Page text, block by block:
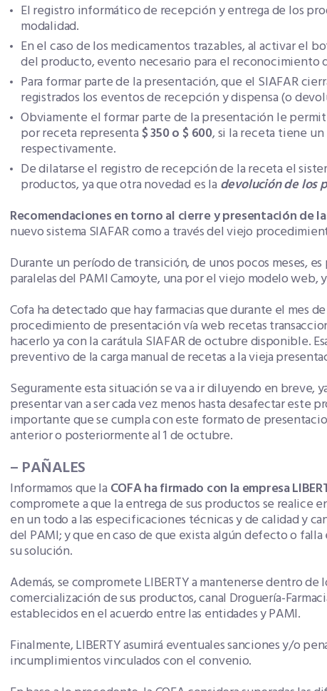
El registro informático de recepción y entrega de los
modalidad.
En el caso de los medicamentos trazables, al activar el
del producto, evento necesario para el reconocimiento
Para formar parte de la presentación, que el SIAFAR
registrados los eventos de recepción y dispensa (o
Obviamente el formar parte de la presentación le
por receta representa $ 350 o $ 600, si la receta tiene un
respectivamente.
De dilatarse el registro de recepción de la receta el
productos, ya que otra novedad es la devolución de los
Recomendaciones en torno al cierre y presentación de
nuevo sistema SIAFAR como a través del viejo
Durante un período de transición, de unos pocos meses,
paralelas del PAMI Camoyte, una por el viejo modelo web,
Cofa ha detectado que hay farmacias que durante el mes
procedimiento de presentación vía web recetas
hacerlo ya con la carátula SIAFAR de octubre disponible.
preventivo de la carga manual de recetas a la vieja
Seguramente esta situación se va a ir diluyendo en breve,
presentar van a ser cada vez menos hasta desafectar
importante que se cumpla con este formato de
anterior o posteriormente al 1 de octubre.
– PAÑALES
Informamos que la COFA ha firmado con la empresa
compromete a que la entrega de sus productos se realice
en un todo a las especificaciones técnicas y de calidad y
del PAMI; y que en caso de que exista algún defecto o
su solución.
Además, se compromete LIBERTY a mantenerse dentro
comercialización de sus productos, canal Droguería-
establecidos en el acuerdo entre las entidades y PAMI.
Finalmente, LIBERTY asumirá eventuales sanciones y/o
incumplimientos vinculados con el convenio.